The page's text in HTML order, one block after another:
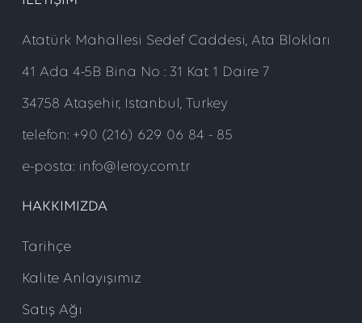
Atatürk Mahallesi Sedef Caddesi, Ata Blokları
41 Ada 4-5B Bina No : 31 Kat 1 Daire 7
34758 Ataşehir, Istanbul, Turkey
telefon: +90 (216) 629 06 84 - 85
e-posta: info@leroy.com.tr
HAKKIMIZDA
Tarihçe
Kalite Anlayışımız
Satış Ağı